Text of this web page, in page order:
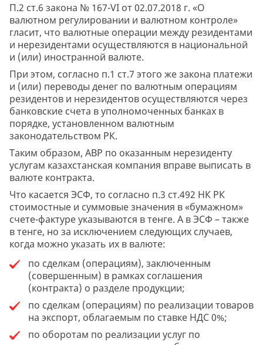
П.2 ст.6 закона № 167-VI от 02.07.2018 г. «О
валютном регулировании и валютном контроле»
гласит, что валютные операции между резидентами
и нерезидентами осуществляются в национальной
и (или) иностранной валюте.
При этом, согласно п.1 ст.7 этого же закона платежи
и (или) переводы денег по валютным операциям
резидентов и нерезидентов осуществляются через
банковские счета в уполномоченных банках в
порядке, установленном валютным
законодательством РК.
Таким образом, АВР по оказанным нерезиденту
услугам казахстанская компания вправе выписать в
валюте контракта.
Что касается ЭСФ, то согласно п.3 ст.492 НК РК
стоимостные и суммовые значения в «бумажном»
счете-фактуре указываются в тенге. А в ЭСФ – также
в тенге, но за исключением следующих случаев,
когда можно указать их в валюте:
по сделкам (операциям), заключенным
(совершенным) в рамках соглашения
(контракта) о разделе продукции;
по сделкам (операциям) по реализации товаров
на экспорт, облагаемым по ставке НДС 0%;
по оборотам по реализации услуг по